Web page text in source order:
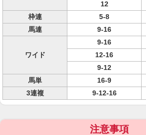
12
枠連
5-8
馬連
9-16
ワイド
9-16
12-16
9-12
馬単
16-9
3連複
9-12-16
注意事項